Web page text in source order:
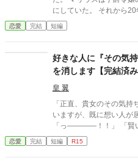
にしていた。 それから20年。 マリウスはゾフィーと結婚し、タ
チアナは伯爵夫人となっていた。 そして、娘の恋
スは婚約破棄騒動の真実を知る。 おじさんが昔を
恋愛 完結 短編
好きな人に『その気
を消します【完結済み
皇 翼
「正直、貴女のその気
いますが、既に想い人が
「っ――――！！」 「賢
かもが貴女にとっては高
う？そんな感情を持って
恋愛 完結 短編 R15